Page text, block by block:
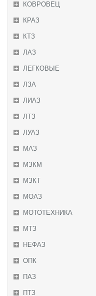
КОВРОВЕЦ
КРАЗ
КТЗ
ЛАЗ
ЛЕГКОВЫЕ
ЛЗА
ЛИАЗ
ЛТЗ
ЛУАЗ
МАЗ
МЗКМ
МЗКТ
МОАЗ
МОТОТЕХНИКА
МТЗ
НЕФАЗ
ОПК
ПАЗ
ПТЗ